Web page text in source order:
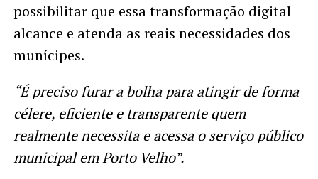
possibilitar que essa transformação digital
alcance e atenda as reais necessidades dos
munícipes.
“É preciso furar a bolha para atingir de forma
célere, eficiente e transparente quem
realmente necessita e acessa o serviço público
municipal em Porto Velho”.